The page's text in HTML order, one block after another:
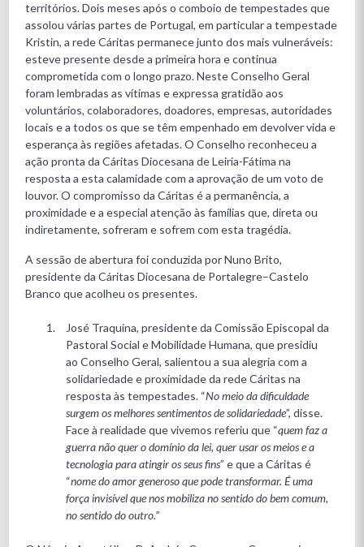
territórios. Dois meses após o comboio de tempestades que
assolou várias partes de Portugal, em particular a tempestade
Kristin, a rede Cáritas permanece junto dos mais vulneráveis:
esteve presente desde a primeira hora e continua
comprometida com o longo prazo. Neste Conselho Geral
foram lembradas as vítimas e expressa gratidão aos
voluntários, colaboradores, doadores, empresas, autoridades
locais e a todos os que se têm empenhado em devolver vida e
esperança às regiões afetadas. O Conselho reconheceu a
ação pronta da Cáritas Diocesana de Leiria-Fátima na
resposta a esta calamidade com a aprovação de um voto de
louvor. O compromisso da Cáritas é a permanência, a
proximidade e a especial atenção às famílias que, direta ou
indiretamente, sofreram e sofrem com esta tragédia.
A sessão de abertura foi conduzida por Nuno Brito,
presidente da Cáritas Diocesana de Portalegre–Castelo
Branco que acolheu os presentes.
José Traquina, presidente da Comissão Episcopal da
Pastoral Social e Mobilidade Humana, que presidiu
ao Conselho Geral, salientou a sua alegria com a
solidariedade e proximidade da rede Cáritas na
resposta às tempestades. “No meio da dificuldade
surgem os melhores sentimentos de solidariedade”, disse.
Face à realidade que vivemos referiu que “quem faz a
guerra não quer o domínio da lei, quer usar os meios e a
tecnologia para atingir os seus fins” e que a Cáritas é
“nome do amor generoso que pode transformar. É uma
força invisível que nos mobiliza no sentido do bem comum,
no sentido do outro.”